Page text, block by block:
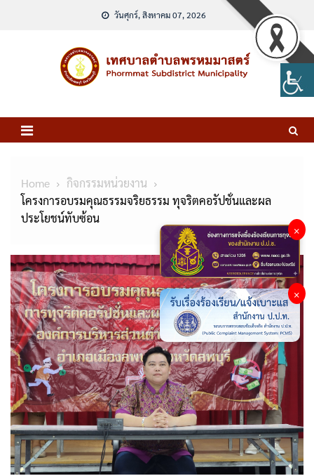
วันศุกร์, สิงหาคม 07, 2026
Home
กิจกรรมหน่วยงาน
โครงการอบรมคุณธรรมจริยธรรม ทุจริตคอรัปชั่นและผล
ประโยชน์ทับซ้อน
×
×